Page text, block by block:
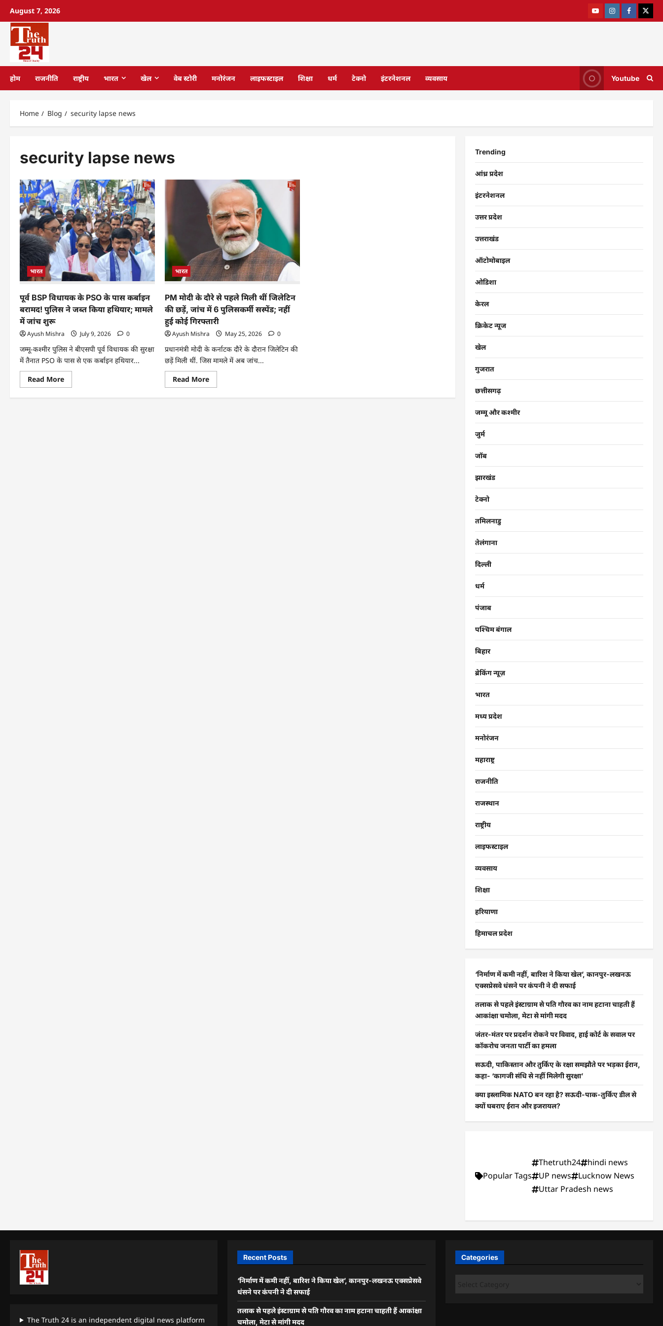
August 7, 2026
होम राजनीति राष्ट्रीय भारत खेल वेब स्टोरी मनोरंजन लाइफस्टाइल शिक्षा धर्म टेक्नो इंटरनेशनल व्यवसाय Youtube
Home Blog security lapse news
security lapse news
भारत
पूर्व BSP विधायक के PSO के पास कर्बाइन
बरामद! पुलिस ने जब्त किया हथियार; मामले
में जांच शुरू
Ayush Mishra July 9, 2026 0
जम्मू-कश्मीर पुलिस ने बीएसपी पूर्व विधायक की सुरक्षा
में तैनात PSO के पास से एक कर्बाइन हथियार...
Read More
भारत
PM मोदी के दौरे से पहले मिली थीं जिलेटिन
की छड़ें, जांच में 6 पुलिसकर्मी सस्पेंड; नहीं
हुई कोई गिरफ्तारी
Ayush Mishra May 25, 2026 0
प्रधानमंत्री मोदी के कर्नाटक दौरे के दौरान जिलेटिन की
छड़ें मिली थीं. जिस मामले में अब जांच...
Read More
Trending
आंध्र प्रदेश
इंटरनेशनल
उत्तर प्रदेश
उत्तराखंड
ऑटोमोबाइल
ओडिशा
केरल
क्रिकेट न्यूज
खेल
गुजरात
छत्तीसगढ़
जम्मू और कश्मीर
जुर्म
जॉब
झारखंड
टेक्नो
तमिलनाडु
तेलंगाना
दिल्ली
धर्म
पंजाब
पश्चिम बंगाल
बिहार
ब्रेकिंग न्यूज़
भारत
मध्य प्रदेश
मनोरंजन
महाराष्ट्र
राजनीति
राजस्थान
राष्ट्रीय
लाइफस्टाइल
व्यवसाय
शिक्षा
हरियाणा
हिमाचल प्रदेश
‘निर्माण में कमी नहीं, बारिश ने किया खेल’, कानपुर-लखनऊ
एक्सप्रेसवे धंसने पर कंपनी ने दी सफाई
तलाक से पहले इंस्टाग्राम से पति गौरव का नाम हटाना चाहती हैं
आकांक्षा चमोला, मेटा से मांगी मदद
जंतर-मंतर पर प्रदर्शन रोकने पर विवाद, हाई कोर्ट के सवाल पर
कॉकरोच जनता पार्टी का हमला
सऊदी, पाकिस्तान और तुर्किए के रक्षा समझौते पर भड़का ईरान,
कहा- ‘कागजी संधि से नहीं मिलेगी सुरक्षा’
क्या इस्लामिक NATO बन रहा है? सऊदी-पाक-तुर्किए डील से
क्यों घबराए ईरान और इजरायल?
Popular Tags
Thetruth24
hindi news
UP news
Lucknow News
Uttar Pradesh news
The Truth 24 is an independent digital news platform
Recent Posts
‘निर्माण में कमी नहीं, बारिश ने किया खेल’, कानपुर-लखनऊ एक्सप्रेसवे
धंसने पर कंपनी ने दी सफाई
तलाक से पहले इंस्टाग्राम से पति गौरव का नाम हटाना चाहती हैं आकांक्षा
चमोला, मेटा से मांगी मदद
Categories